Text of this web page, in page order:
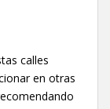
calles
en otras